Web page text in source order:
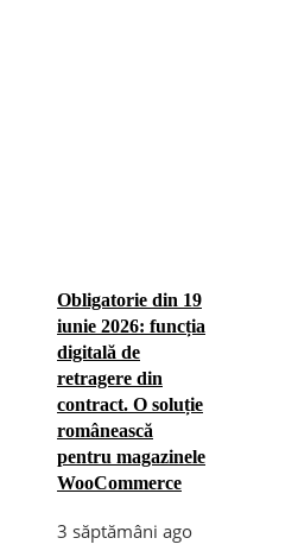
Obligatorie din 19
iunie 2026: funcția
digitală de
retragere din
contract. O soluție
românească
pentru magazinele
WooCommerce
3 săptămâni ago